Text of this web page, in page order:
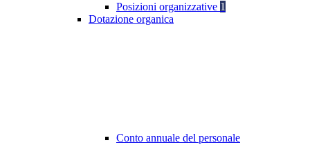
Posizioni organizzative 1
Dotazione organica
Conto annuale del personale